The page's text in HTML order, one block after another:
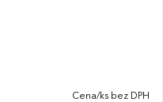
Cena/ks bez DPH